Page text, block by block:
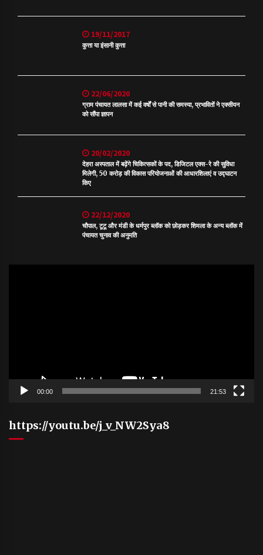
19/11/2017
कुत्ता या इंसानी कुत्ता
22/06/2020
ग्राम पंचायत लालसा में कई वर्षों से पानी की समस्या, प्रभावितों ने एक्सीयन
को सौंपा ज्ञापन
20/02/2020
देहरा अस्पताल में बढ़ेंगे चिकित्सकों के पद, डिजिटल एक्स-रे की सुविधा
मिलेगी, 50 करोड़ की विकास परियोजनाओं की आधारशिलाएं व उद्घाटन
किए
22/12/2020
चौपाल, टूटू और मंडी के धर्मपुर ब्लॉक को छोड़कर शिमला के अन्य ब्लॉक में
पंचायत चुनाव की अनुमति
00:00 21:53
https://youtu.be/j_v_NW2Sya8